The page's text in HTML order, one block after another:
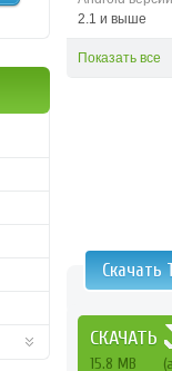
2.1 и выше
Показать все
Скачать
СКАЧАТЬ
15.8 MB